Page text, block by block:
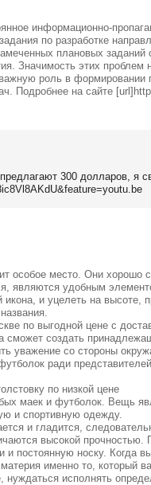
информационно-
по разработке
плановых заданий
Значимость этих проблем
роль в формировании
Подробнее на сайте
300 долларов, я
особое место. Они хорошо
являются удобным
и уцелеть на высоте,
по выгодной цене с
создать
уважение со стороны
ради
по низкой цене
маек и футболок. Вещь
и спортивную одежду.
и гладится,
высокой прочностью.
и постоянную носку. Когда
именно то, который
исполнять